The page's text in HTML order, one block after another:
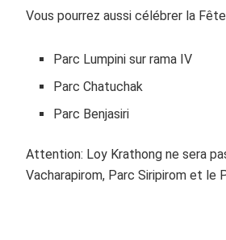
Vous pourrez aussi célébrer la
Parc Lumpini sur rama IV
Parc Chatuchak
Parc Benjasiri
Attention: Loy Krathong ne sera
Vacharapirom, Parc Siripirom et le